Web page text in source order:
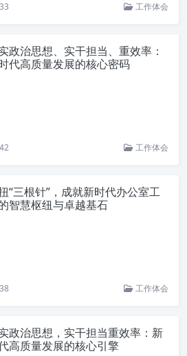
33 工作体会
政治思想、实干担当、重效率：
代高质量发展的核心密码
42 工作体会
“三根针”，成就新时代办公室工
智慧枢纽与卓越基石
38 工作体会
政治思想，实干担当重效率：新
高质量发展的核心引擎